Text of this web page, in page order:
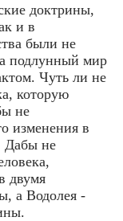
доктрины,
и в
были не
подлунный мир
Чуть ли не
которую
не
изменения в
Дабы не
двумя
а Водолея -